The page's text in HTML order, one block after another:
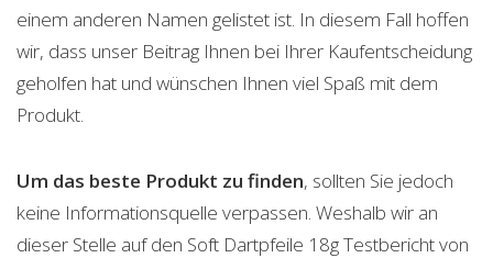
einem anderen Namen gelistet ist. In diesem Fall hoffen
wir, dass unser Beitrag Ihnen bei Ihrer Kaufentscheidung
geholfen hat und wünschen Ihnen viel Spaß mit dem
Produkt.
Um das beste Produkt zu finden, sollten Sie jedoch
keine Informationsquelle verpassen. Weshalb wir an
dieser Stelle auf den Soft Dartpfeile 18g Testbericht von